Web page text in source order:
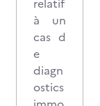
relatif
à un
cas d
e
diagn
ostics